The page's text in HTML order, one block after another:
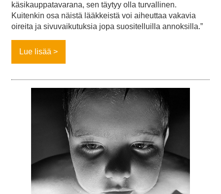
käsikauppatavarana, sen täytyy olla turvallinen.
Kuitenkin osa näistä lääkkeistä voi aiheuttaa vakavia
oireita ja sivuvaikutuksia jopa suositelluilla annoksilla.”
Lue lisää